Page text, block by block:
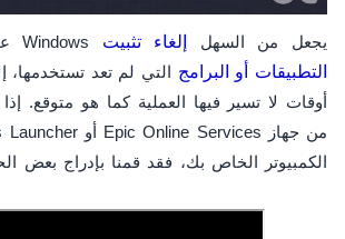
على الرغم من أن Windows يجعل من السهل
إلغاء تثبيت
التطبيقات أو البرامج التي لم تعد تستخدمها،
أوقات لا تسير فيها العملية كما هو متوقع.
الكمبيوتر الخاص بك، فقد قمنا بإدراج بعض